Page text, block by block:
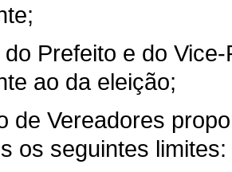
Prefeito e do
ao da eleição;
de Vereadores
os seguintes limites: